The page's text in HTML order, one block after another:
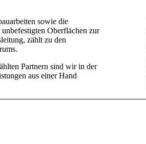
sowie die
Oberflächen zur
zählt zu den
Partnern sind wir in der
aus einer Hand